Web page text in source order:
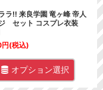
ラ!! 来良学園 竜ヶ峰 帝人
セット コスプレ衣装
円(税込)
オプション選択